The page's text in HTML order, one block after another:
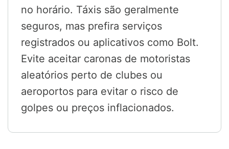
no horário. Táxis são geralmente
seguros, mas prefira serviços
registrados ou aplicativos como Bolt.
Evite aceitar caronas de motoristas
aleatórios perto de clubes ou
aeroportos para evitar o risco de
golpes ou preços inflacionados.